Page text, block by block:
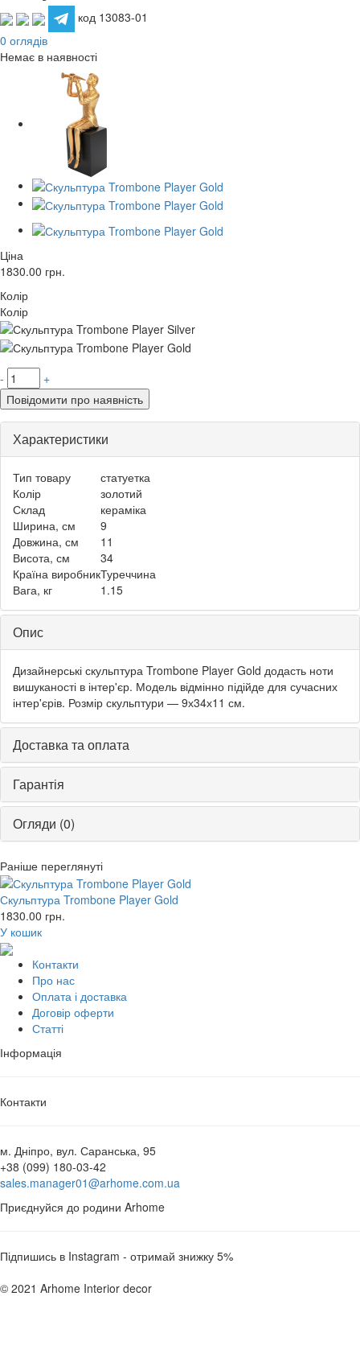
код 13083-01
0 оглядів
Немає в наявності
Ціна
1830.00 грн.
Колір
Колір
-
+
Повідомити про наявність
Характеристики
Тип товару
статуетка
Колір
золотий
Склад
кераміка
Ширина, см
9
Довжина, см
11
Висота, см
34
Країна виробникТуреччина
Вага, кг
1.15
Опис
Дизайнерські скульптура Trombone Player Gold додасть ноти
вишуканості в інтер'єр. Модель відмінно підійде для сучасних
інтер'єрів. Розмір скульптури — 9х34х11 см.
Доставка та оплата
Гарантія
Огляди (0)
Раніше переглянуті
Скульптура Trombone Player Gold
1830.00 грн.
У кошик
Контакти
Про нас
Оплата і доставка
Договір оферти
Статті
Інформація
Контакти
м. Дніпро, вул. Саранська, 95
+38 (099) 180-03-42
sales.manager01@arhome.com.ua
Приєднуйся до родини Arhome
Підпишись в Instagram - отримай знижку 5%
© 2021 Arhome Interior decor